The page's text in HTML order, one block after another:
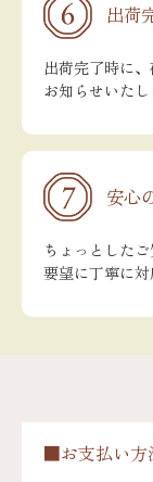
出荷
出荷完了時に
お知らせいたし
安心
ちょっとした
要望に丁寧に対
■お支払い方